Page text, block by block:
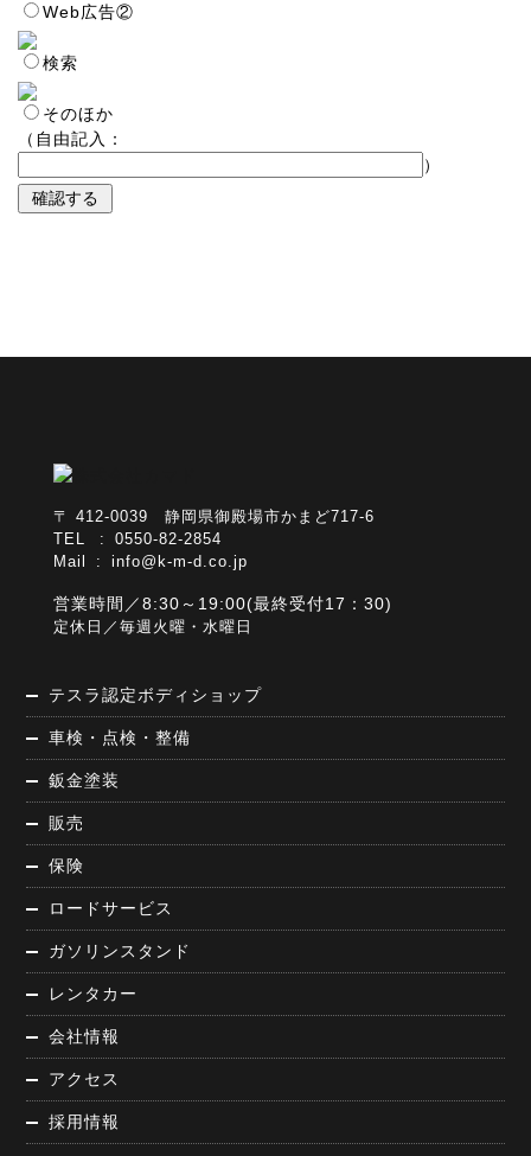
Web広告②
検索
そのほか
（自由記入：
）
〒 412-0039 静岡県御殿場市かまど717-6
TEL : 0550-82-2854
Mail : info@k-m-d.co.jp
営業時間／8:30～19:00(最終受付17：30)
定休日／毎週火曜・水曜日
テスラ認定ボディショップ
車検・点検・整備
鈑金塗装
販売
保険
ロードサービス
ガソリンスタンド
レンタカー
会社情報
アクセス
採用情報